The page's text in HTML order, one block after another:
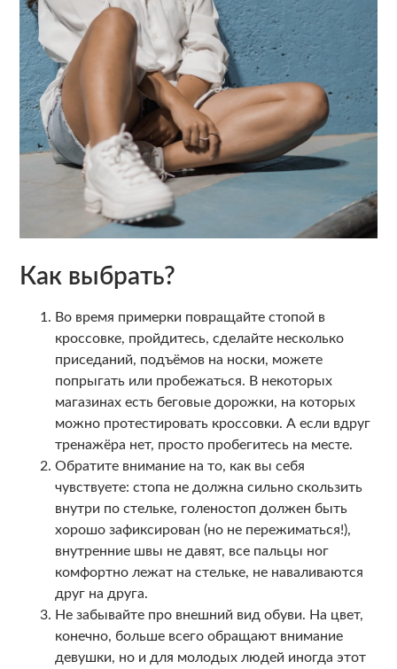
Как выбрать?
Во время примерки повращайте стопой в
кроссовке, пройдитесь, сделайте несколько
приседаний, подъёмов на носки, можете
попрыгать или пробежаться. В некоторых
магазинах есть беговые дорожки, на которых
можно протестировать кроссовки. А если вдруг
тренажёра нет, просто пробегитесь на месте.
Обратите внимание на то, как вы себя
чувствуете: стопа не должна сильно скользить
внутри по стельке, голеностоп должен быть
хорошо зафиксирован (но не пережиматься!),
внутренние швы не давят, все пальцы ног
комфортно лежат на стельке, не наваливаются
друг на друга.
Не забывайте про внешний вид обуви. На цвет,
конечно, больше всего обращают внимание
девушки, но и для молодых людей иногда этот